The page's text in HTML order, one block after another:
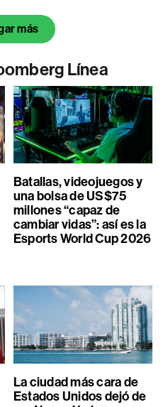
más
Línea
Batallas, videojuegos y
una bolsa de US$75
millones “capaz de
cambiar vidas”: así es la
Esports World Cup 2026
La ciudad más cara de
Estados Unidos dejó de